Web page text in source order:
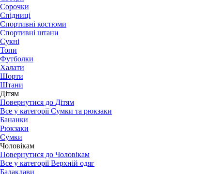
Сорочки
Спідниці
Спортивні костюми
Спортивні штани
Сукні
Топи
Футболки
Халати
Шорти
Штани
Дітям
Повернутися до Дітям
Все у категорії Сумки та рюкзаки
Бананки
Рюкзаки
Сумки
Чоловікам
Повернутися до Чоловікам
Все у категорії Верхній одяг
Балаклави